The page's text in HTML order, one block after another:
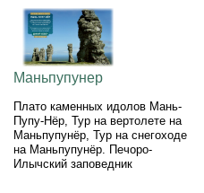
Маньпупунер
Плато каменных идолов Мань-
Пупу-Нёр, Тур на вертолете на
Маньпупунёр, Тур на снегоходе
на Маньпупунёр. Печоро-
Илычский заповедник